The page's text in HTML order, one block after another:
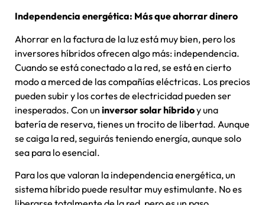
Independencia energética: Más que ahorrar dinero
Ahorrar en la factura de la luz está muy bien, pero los
inversores híbridos ofrecen algo más: independencia.
Cuando se está conectado a la red, se está en cierto
modo a merced de las compañías eléctricas. Los precios
pueden subir y los cortes de electricidad pueden ser
inesperados. Con un inversor solar híbridoy una
batería de reserva, tienes un trocito de libertad. Aunque
se caiga la red, seguirás teniendo energía, aunque solo
sea para lo esencial.
Para los que valoran la independencia energética, un
sistema híbrido puede resultar muy estimulante. No es